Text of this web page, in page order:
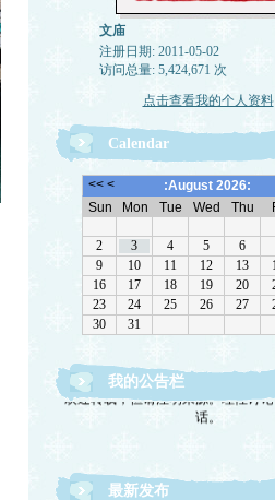
文庙
注册日期: 2011-05-02
访问总量: 5,424,671 次
点击查看我的个人资料
Calendar
我的公告栏
话。
最新发布